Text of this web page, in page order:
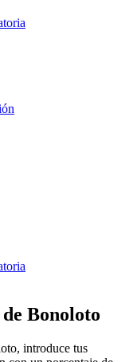
Bonoloto
introduce tus